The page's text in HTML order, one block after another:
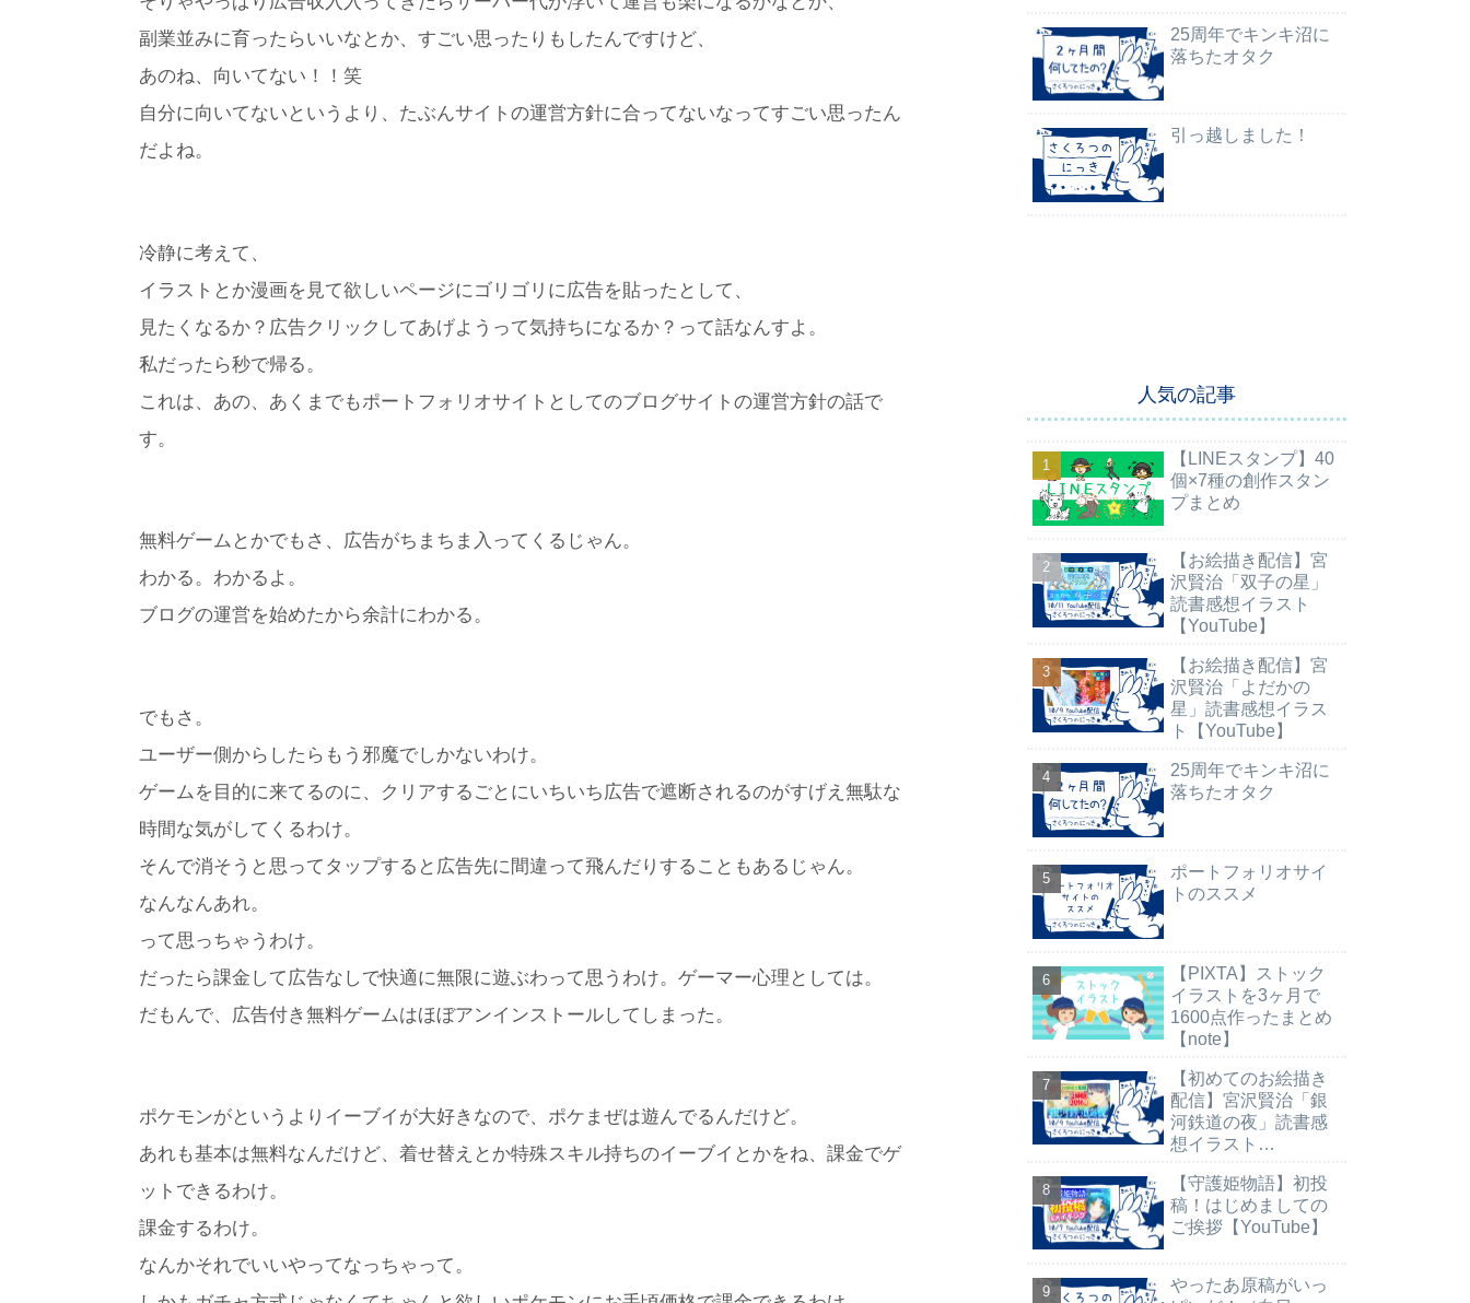
副業並みに育ったらいいなとか、すごい思ったりもしたんですけど、
あのね、向いてない！！笑
自分に向いてないというより、たぶんサイトの運営方針に合ってないなってすごい思ったん
だよね。
冷静に考えて、
イラストとか漫画を見て欲しいページにゴリゴリに広告を貼ったとして、
見たくなるか？広告クリックしてあげようって気持ちになるか？って話なんすよ。
私だったら秒で帰る。
これは、あの、あくまでもポートフォリオサイトとしてのブログサイトの運営方針の話で
す。
無料ゲームとかでもさ、広告がちまちま入ってくるじゃん。
わかる。わかるよ。
ブログの運営を始めたから余計にわかる。
でもさ。
ユーザー側からしたらもう邪魔でしかないわけ。
ゲームを目的に来てるのに、クリアするごとにいちいち広告で遮断されるのがすげえ無駄な
時間な気がしてくるわけ。
そんで消そうと思ってタップすると広告先に間違って飛んだりすることもあるじゃん。
なんなんあれ。
って思っちゃうわけ。
だったら課金して広告なしで快適に無限に遊ぶわって思うわけ。ゲーマー心理としては。
だもんで、広告付き無料ゲームはほぼアンインストールしてしまった。
ポケモンがというよりイーブイが大好きなので、ポケまぜは遊んでるんだけど。
あれも基本は無料なんだけど、着せ替えとか特殊スキル持ちのイーブイとかをね、課金でゲ
ットできるわけ。
課金するわけ。
なんかそれでいいやってなっちゃって。
25周年でキンキ沼に
落ちたオタク
引っ越しました！
人気の記事
【LINEスタンプ】40
個×7種の創作スタン
プまとめ
【お絵描き配信】宮
沢賢治「双子の星」
読書感想イラスト
【YouTube】
【お絵描き配信】宮
沢賢治「よだかの
星」読書感想イラス
ト【YouTube】
25周年でキンキ沼に
落ちたオタク
ポートフォリオサイ
トのススメ
【PIXTA】ストック
イラストを3ヶ月で
1600点作ったまとめ
【note】
【初めてのお絵描き
配信】宮沢賢治「銀
河鉄道の夜」読書感
想イラスト
【守護姫物語】初投
稿！はじめましての
ご挨拶【YouTube】
やったあ原稿がいっ